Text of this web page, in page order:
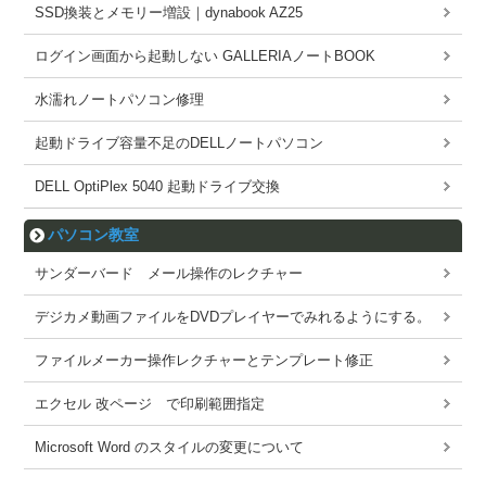
SSD換装とメモリー増設｜dynabook AZ25
ログイン画面から起動しない GALLERIAノートBOOK
水濡れノートパソコン修理
起動ドライブ容量不足のDELLノートパソコン
DELL OptiPlex 5040 起動ドライブ交換
パソコン教室
サンダーバード メール操作のレクチャー
デジカメ動画ファイルをDVDプレイヤーでみれるようにする。
ファイルメーカー操作レクチャーとテンプレート修正
エクセル 改ページ で印刷範囲指定
Microsoft Word のスタイルの変更について